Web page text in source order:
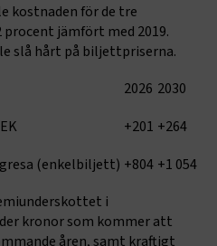
kostnaden för de tre
jämfört med 2019.
slå hårt på biljettpriserna.
2026 2030
+201 +264
(enkelbiljett) +804 +1 054
i
kronor som kommer att
åren, samt kraftigt